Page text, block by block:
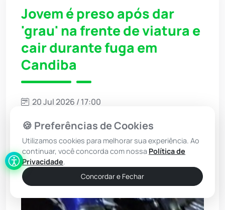
Jovem é preso após dar
'grau' na frente de viatura e
cair durante fuga em
Candiba
20 Jul 2026 / 17:00
Ouvir Notícia
Narração automática (IA)
🍪 Preferências de Cookies
Utilizamos cookies para melhorar sua experiência. Ao
continuar, você concorda com nossa Política de
Privacidade.
Concordar e Fechar